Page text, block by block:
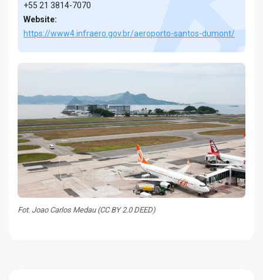
+55 21 3814-7070
Website:
https://www4.infraero.gov.br/aeroporto-santos-dumont/
Fot. Joao Carlos Medau (CC BY 2.0 DEED)